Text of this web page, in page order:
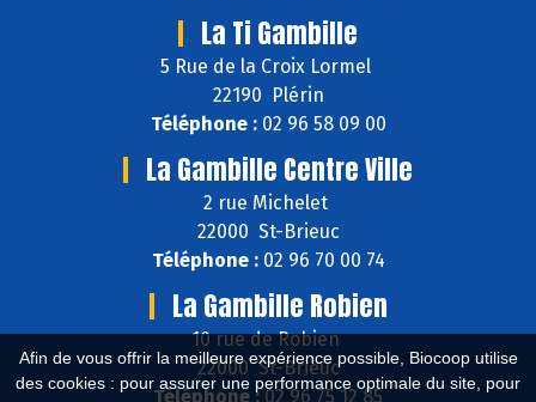
Afin de vous offrir la meilleure expérience possible, Biocoop utilise
des cookies : pour assurer une performance optimale du site, pour
La Ti Gambille
5 Rue de la Croix Lormel
22190 Plérin
Téléphone :02 96 58 09 00
La Gambille Centre Ville
2 rue Michelet
22000 St-Brieuc
Téléphone :02 96 70 00 74
La Gambille Robien
10 rue de Robien
22000 St-Brieuc
Téléphone :02 96 75 12 85